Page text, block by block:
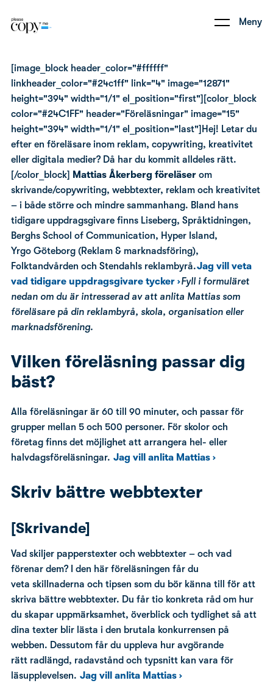
Meny
[image_block header_color="#ffffff"
linkheader_color="#24c1ff" link="4" image="12871"
height="394" width="1/1" el_position="first"][color_block
color="#24C1FF" header="Föreläsningar" image="15"
height="394" width="1/1" el_position="last"]Hej! Letar du
efter en föreläsare inom reklam, copywriting, kreativitet
eller digitala medier? Då har du kommit alldeles rätt.
[/color_block] Mattias Åkerberg föreläser om
skrivande/copywriting, webbtexter, reklam och kreativitet
– i både större och mindre sammanhang. Bland hans
tidigare uppdragsgivare finns Liseberg, Språktidningen,
Berghs School of Communication, Hyper Island,
Yrgo Göteborg (Reklam & marknadsföring),
Folktandvården och Stendahls reklambyrå.Jag vill veta
vad tidigare uppdragsgivare tycker ›Fyll i formuläret
nedan om du är intresserad av att anlita Mattias som
föreläsare på din reklambyrå, skola, organisation eller
marknadsförening.
Vilken föreläsning passar dig
bäst?
Alla föreläsningar är 60 till 90 minuter, och passar för
grupper mellan 5 och 500 personer. För skolor och
företag finns det möjlighet att arrangera hel- eller
halvdagsföreläsningar. Jag vill anlita Mattias ›
Skriv bättre webbtexter
[Skrivande]
Vad skiljer papperstexter och webbtexter – och vad
förenar dem? I den här föreläsningen får du
veta skillnaderna och tipsen som du bör känna till för att
skriva bättre webbtexter. Du får tio konkreta råd om hur
du skapar uppmärksamhet, överblick och tydlighet så att
dina texter blir lästa i den brutala konkurrensen på
webben. Dessutom får du uppleva hur avgörande
rätt radlängd, radavstånd och typsnitt kan vara för
läsupplevelsen. Jag vill anlita Mattias ›